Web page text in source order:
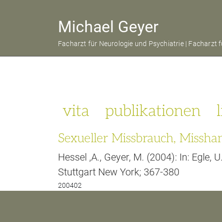
Michael Geyer
Facharzt für Neurologie und Psychiatrie | Facharzt
vita publikationen
Sexueller Missbrauch,
Hessel ,A., Geyer, M. (2004): In:
Stuttgart New York; 367-380
200402